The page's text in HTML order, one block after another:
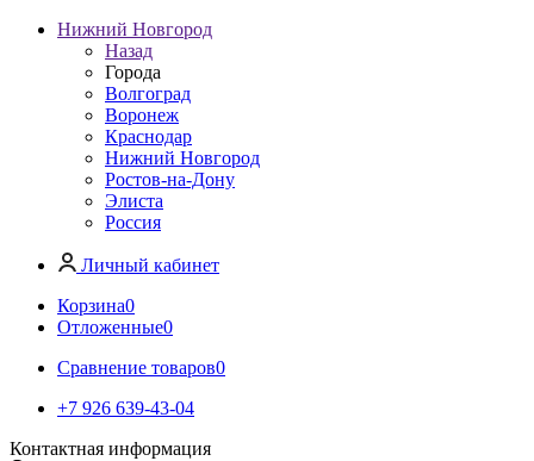
Нижний Новгород
Назад
Города
Волгоград
Воронеж
Краснодар
Нижний Новгород
Ростов-на-Дону
Элиста
Россия
Личный кабинет
Корзина0
Отложенные0
Сравнение товаров0
+7 926 639-43-04
Контактная информация